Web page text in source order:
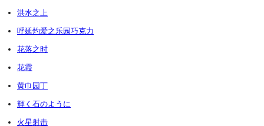
洪水之上
呼延灼爱之乐园巧克力
花落之时
花霞
黄巾园丁
輝く石のように
火星射击